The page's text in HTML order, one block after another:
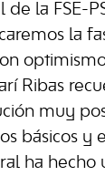
de la FSE-
la
Ribas
muy
básicos y
ha hecho